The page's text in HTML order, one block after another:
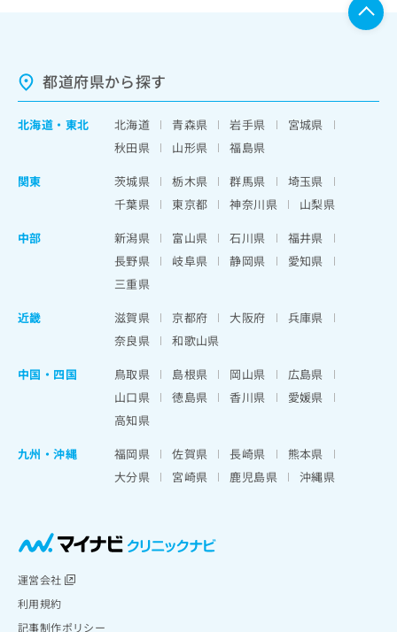
都道府県から探す
北海道 ・ 東北 北海道 青森県 岩手県
宮城県
秋田県
山形県
福島県
関東
茨城県 栃木県 群馬県
埼玉県
千葉県
東京都 神奈川県
山梨県
中部
新潟県 富山県 石川県
福井県
長野県
岐阜県 静岡県
愛知県
三重県
近畿
滋賀県 京都府 大阪府
兵庫県
奈良県
和歌山県
中国・四国
鳥取県 島根県 岡山県
広島県
山口県
徳島県 香川県
愛媛県
高知県
九州・沖縄
福岡県 佐賀県 長崎県
熊本県
大分県
宮崎県 鹿児島県 沖縄県
運営会社
利用規約
記事制作ポリシー